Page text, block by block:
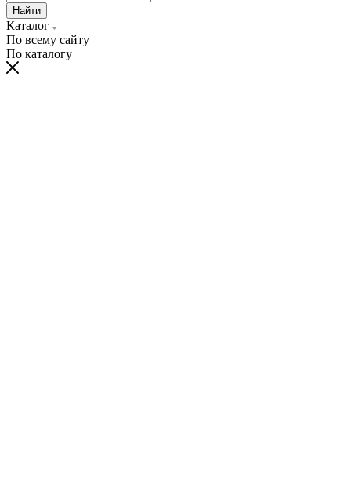
Найти
Каталог
По всему сайту
По каталогу